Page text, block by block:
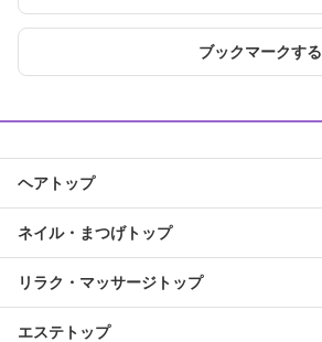
ブックマークする
ヘアトップ
ネイル・まつげトップ
リラク・マッサージトップ
エステトップ